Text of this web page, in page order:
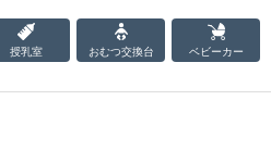
授乳室 おむつ交換台 ベビーカー